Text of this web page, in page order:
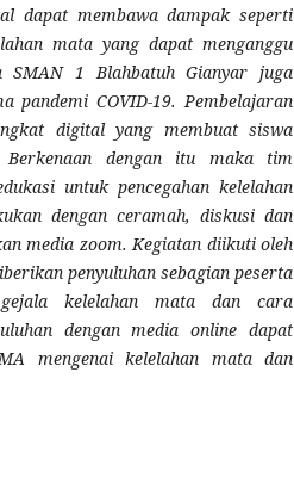
dapat membawa dampak seperti
mata yang dapat menganggu
SMAN 1 Blahbatuh Gianyar juga
pandemi COVID-19. Pembelajaran
digital yang membuat siswa
dengan itu maka tim
untuk pencegahan kelelahan
dengan ceramah, diskusi dan
media zoom. Kegiatan diikuti oleh
penyuluhan sebagian peserta
kelelahan mata dan cara
dengan media online dapat
mengenai kelelahan mata dan